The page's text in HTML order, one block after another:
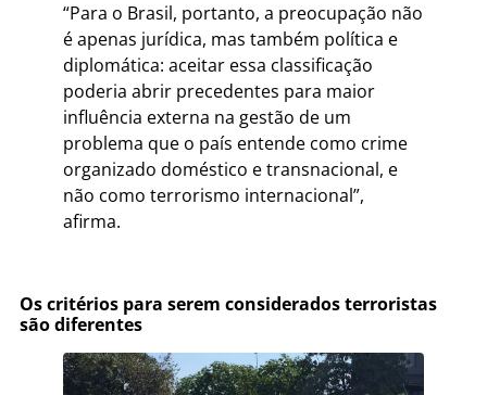
“Para o Brasil, portanto, a preocupação não
é apenas jurídica, mas também política e
diplomática: aceitar essa classificação
poderia abrir precedentes para maior
influência externa na gestão de um
problema que o país entende como crime
organizado doméstico e transnacional, e
não como terrorismo internacional”,
afirma.
Os critérios para serem considerados terroristas
são diferentes